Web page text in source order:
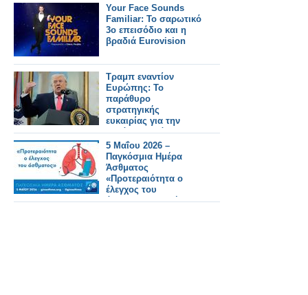
Your Face Sounds
Familiar: Το σαρωτικό
3ο επεισόδιο και η
βραδιά Eurovision
Τραμπ εναντίον
Ευρώπης: Το
παράθυρο
στρατηγικής
ευκαιρίας για την
Ελλάδα – Ανάλυση
του Κωνσταντίνου
Μπαλωμένου
5 Μαΐου 2026 –
Παγκόσμια Ημέρα
Άσθματος
«Προτεραιότητα ο
έλεγχος του
άσθματος» το μήνυμα